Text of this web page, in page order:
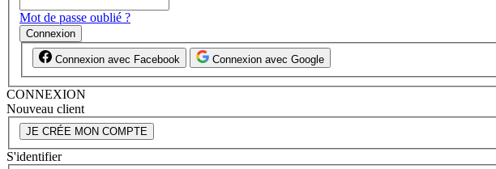
Mot de passe oublié ?
Connexion
Connexion avec Facebook Connexion avec Google
CONNEXION
Nouveau client
JE CRÉE MON COMPTE
S'identifier